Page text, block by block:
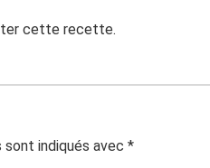
cette recette.
sont indiqués avec *